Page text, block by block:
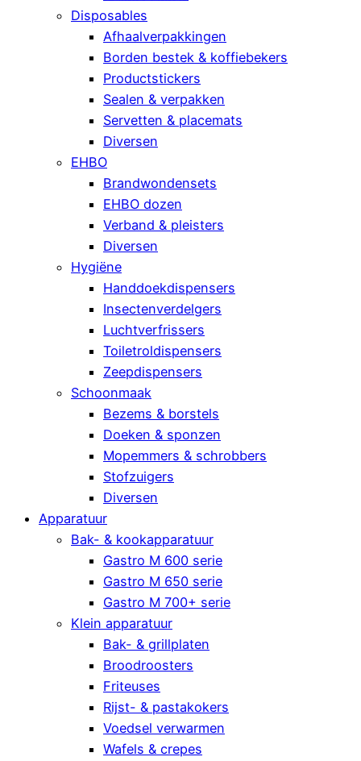
Disposables
Afhaalverpakkingen
Borden bestek & koffiebekers
Productstickers
Sealen & verpakken
Servetten & placemats
Diversen
EHBO
Brandwondensets
EHBO dozen
Verband & pleisters
Diversen
Hygiëne
Handdoekdispensers
Insectenverdelgers
Luchtverfrissers
Toiletroldispensers
Zeepdispensers
Schoonmaak
Bezems & borstels
Doeken & sponzen
Mopemmers & schrobbers
Stofzuigers
Diversen
Apparatuur
Bak- & kookapparatuur
Gastro M 600 serie
Gastro M 650 serie
Gastro M 700+ serie
Klein apparatuur
Bak- & grillplaten
Broodroosters
Friteuses
Rijst- & pastakokers
Voedsel verwarmen
Wafels & crepes